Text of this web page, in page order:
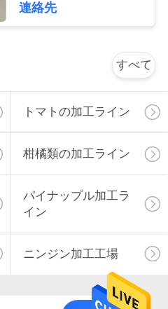
連絡先
すべて
トマトの加工ライン
柑橘類の加工ライン
パイナップル加工ラ
イン
ニンジン加工工場